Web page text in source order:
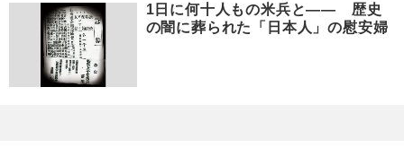
1日に何十人もの米兵と―― 歴史
の闇に葬られた「日本人」の慰安婦